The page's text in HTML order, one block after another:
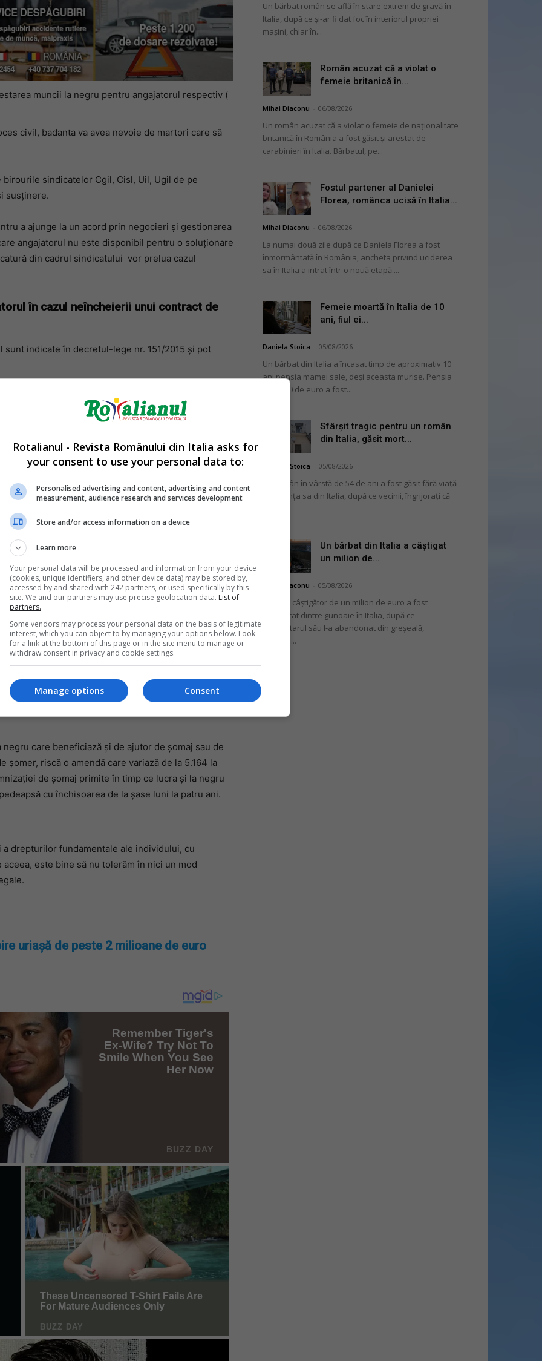
muncii la negru pentru angajatorul respectiv (
civil, badanta va avea nevoie de martori care să
sindicatelor Cgil, Cisl, Uil, Ugil de pe
susținere.
a ajunge la un acord prin negocieri și gestionarea
angajatorul nu este disponibil pentru o soluționare
din cadrul sindicatului vor prelua cazul
în cazul neîncheierii unui contract de
indicate în decretul-lege nr. 151/2015 și pot
în funcție de durata muncii prestate de badantă:
fără forme legale până în 30 de zile;
lucrat fără forme legale între 31 și 60 de zile;
a lucrat fără forme legale mai mult de 60 de zile.
extracomunitară, cuantumul pedepsei se majorează
badanta care denunță un raport de
în afara legii, este considerată victima acestui
în cazul în care se va dovedi că a fost
pentru angajator.
cu amendă, este atunci când se
de șomaj în perioada cât a lucrat pentru
care beneficiază și de ajutor de șomaj sau de
riscă o amendă care variază de la 5.164 la
de șomaj primite în timp ce lucra și la negru
cu închisoarea de la șase luni la patru ani.
drepturilor fundamentale ale individului, cu
este bine să nu tolerăm în nici un mod
uriașă de peste 2 milioane de euro
Un bărbat român se află în stare extrem de gravă în
Italia, după ce și-ar fi dat foc în interiorul propriei
mașini, chiar în...
Român acuzat că a violat o
femeie britanică în...
Mihai Diaconu 06/08/2026
Un român acuzat că a violat o femeie de naționalitate
britanică în România a fost găsit și arestat de
carabinieri în Italia. Bărbatul, pe...
Fostul partener al Danielei
Florea, românca ucisă în Italia...
Mihai Diaconu 06/08/2026
La numai două zile după ce Daniela Florea a fost
înmormântată în România, ancheta privind uciderea
sa în Italia a intrat într-o nouă etapă....
Femeie moartă în Italia de 10
ani, fiul ei...
Daniela Stoica 05/08/2026
Un bărbat din Italia a încasat timp de aproximativ 10
ani pensia mamei sale, deși aceasta murise. Pensia
de 2.000 de euro a fost...
Sfârșit tragic pentru un român
din Italia, găsit mort...
Daniela Stoica 05/08/2026
Un român în vârstă de 54 de ani a fost găsit fără viață
în locuința sa din Italia, după ce vecinii, îngrijorați că
Un bărbat din Italia a câștigat
un milion de...
Mihai Diaconu 05/08/2026
Un bilet câștigător de un milion de euro a fost
recuperat dintre gunoaie în Italia, după ce
proprietarul său l-a abandonat din greșeală,
convins...
Rotalianul - Revista Românului din Italia asks for
your consent to use your personal data to:
Personalised advertising and content, advertising and content
measurement, audience research and services development
Store and/or access information on a device
Learn more
Your personal data will be processed and information from your device
(cookies, unique identifiers, and other device data) may be stored by,
accessed by and shared with 242 partners, or used specifically by this
site. We and our partners may use precise geolocation data. List of
partners.
Some vendors may process your personal data on the basis of legitimate
interest, which you can object to by managing your options below. Look
for a link at the bottom of this page or in the site menu to manage or
withdraw consent in privacy and cookie settings.
Consent
Manage options